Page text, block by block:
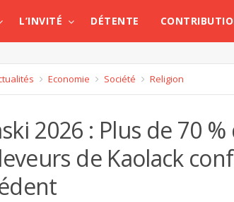
L’INVITÉ DÉTENTE
Economie Société Religion
2026 : Plus de 70
de Kaolack